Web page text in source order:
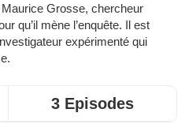
Grosse, chercheur
qu’il mène l’enquête. Il est
expérimenté qui
3 Episodes